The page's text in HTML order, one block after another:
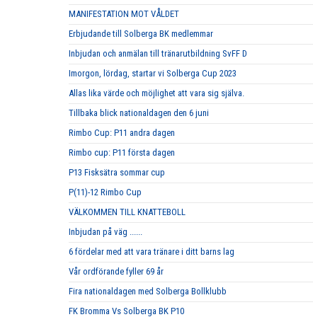
MANIFESTATION MOT VÅLDET
Erbjudande till Solberga BK medlemmar
Inbjudan och anmälan till tränarutbildning SvFF D
Imorgon, lördag, startar vi Solberga Cup 2023
Allas lika värde och möjlighet att vara sig själva.
Tillbaka blick nationaldagen den 6 juni
Rimbo Cup: P11 andra dagen
Rimbo cup: P11 första dagen
P13 Fisksätra sommar cup
P(11)-12 Rimbo Cup
VÄLKOMMEN TILL KNATTEBOLL
Inbjudan på väg ......
6 fördelar med att vara tränare i ditt barns lag
Vår ordförande fyller 69 år
Fira nationaldagen med Solberga Bollklubb
FK Bromma Vs Solberga BK P10